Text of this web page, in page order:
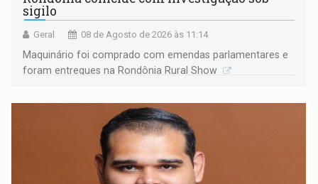
sigilo
Geral 08 de Agosto de 2026 às 11:14
Maquinário foi comprado com emendas parlamentares e
foram entregues na Rondônia Rural Show